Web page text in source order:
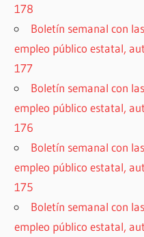
178
Boletín semanal con
empleo público estatal,
177
Boletín semanal con
empleo público estatal,
176
Boletín semanal con
empleo público estatal,
175
Boletín semanal con
empleo público estatal,